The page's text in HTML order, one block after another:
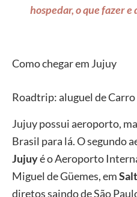
hospedar, o que fazer e
Como chegar em Jujuy
Roadtrip: aluguel de
Jujuy possui aeroporto,
Brasil para lá. O segundo
Jujuyé o Aeroporto
Miguel de Güemes, em
diretos saindo de São